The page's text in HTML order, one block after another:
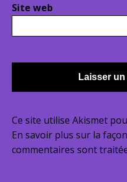
Site web
Ce site utilise Akismet
En savoir plus sur la
commentaires sont